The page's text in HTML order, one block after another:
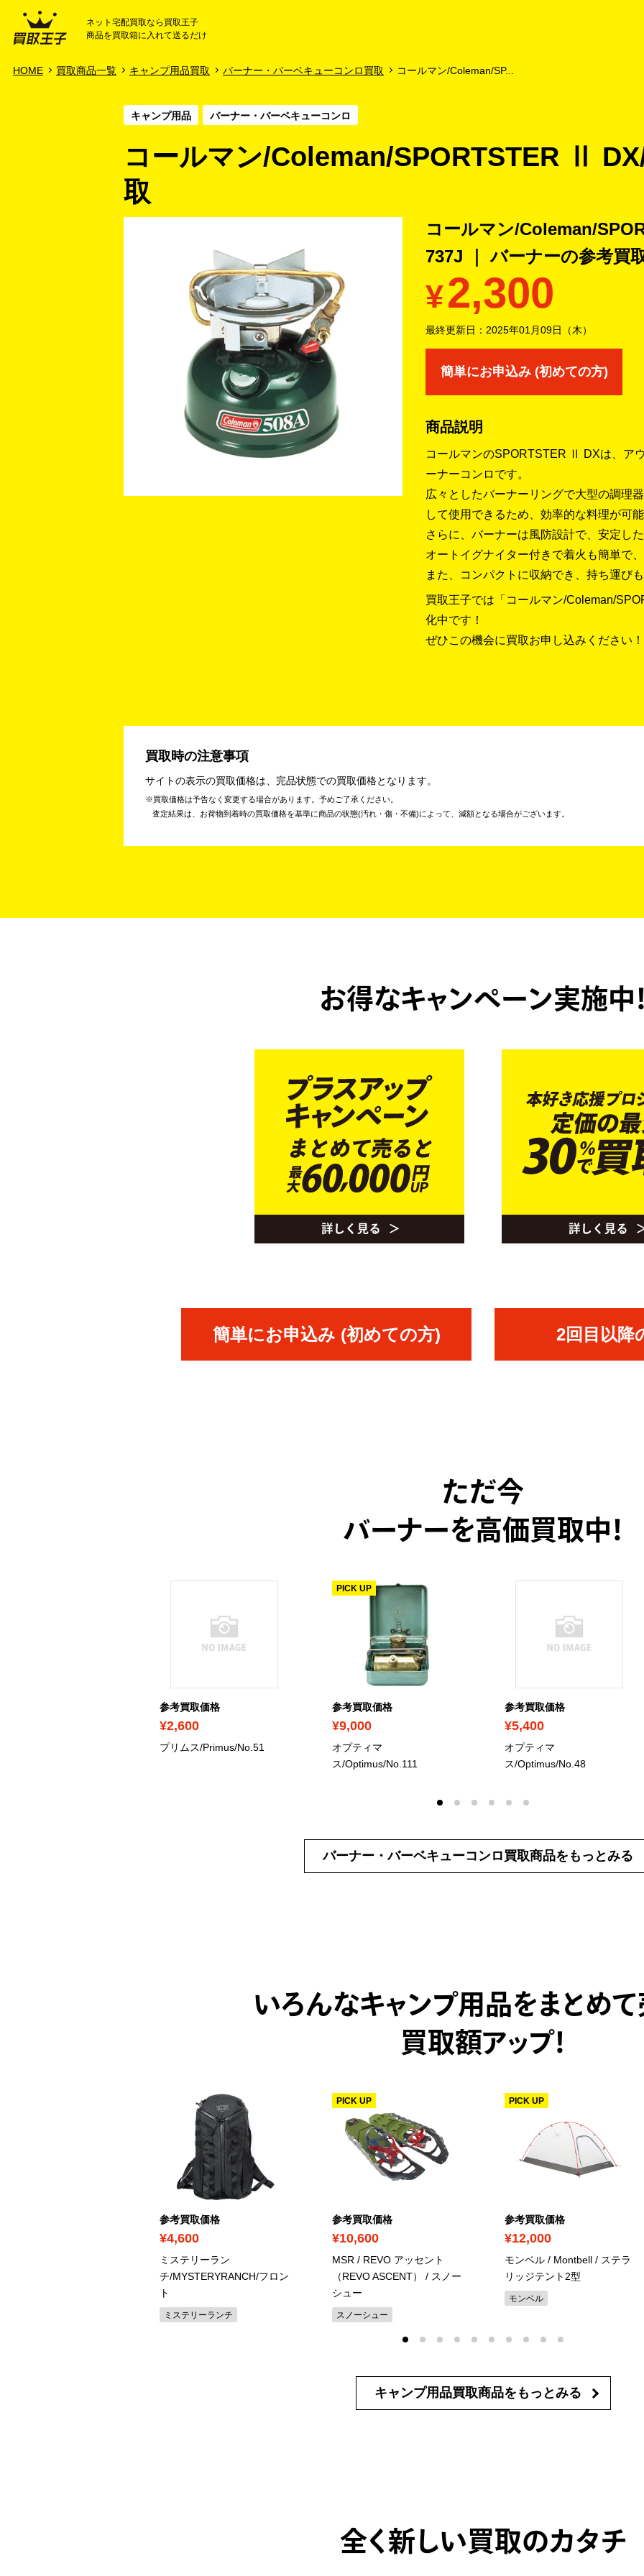
HOME
ネット宅配買取なら買取王子
商品を買取箱に入れて送るだけ
HOME 買取商品一覧 キャンプ用品買取 バーナー・バーベキューコンロ買取 コールマン/Coleman/SP...
キャンプ用品 バーナー・バーベキューコンロ
コールマン/Coleman/SPORTSTER Ⅱ
取
コールマン/Coleman/
737J ｜ バーナーの参考買
¥2,300
最終更新日： 2025年01月09日（木）
簡単にお申込み (初めての方)
商品説明
コールマンのSPORTSTER Ⅱ DXは、ア
ーナーコンロです。
広々としたバーナーリングで大型の調理
して使用できるため、効率的な料理が可
さらに、バーナーは風防設計で、安定し
オートイグナイター付きで着火も簡単で
また、コンパクトに収納でき、持ち運び
買取王子では「コールマン/Coleman/
化中です！
ぜひこの機会に買取お申し込みください！
買取時の注意事項
サイトの表示の買取価格は、完品状態での買取価格となります。
買取価格は予告なく変更する場合があります。予めご了承ください。
査定結果は、お荷物到着時の買取価格を基準に商品の状態(汚れ・傷・不備)によって、減額となる場合がございます。
お得なキャンペーン実施中
簡単にお申込み (初めての方) 2回目以降
ただ今
バーナーを高価買取中！
参考買取価格
¥2,600
プリムス/Primus/No.51
参考買取価格
¥9,000
PICK UP
オプティマ
ス/Optimus/No.111
参考買取価格
¥5,400
オプティマ
ス/Optimus/No.48
バーナー・バーベキューコンロ買取商品を もっとみる
いろんなキャンプ用品をまとめて
買取額アップ！
参考買取価格
¥4,600
ミステリーラン
チ/MYSTERYRANCH/フロン
ト
ミステリーランチ
参考買取価格
¥10,600
PICK UP
MSR / REVO アッセント
（REVO ASCENT） / スノー
シュー
スノーシュー
参考買取価格
¥12,000
PICK UP
モンベル / Montbell / ステラ
リッジテント2型
モンベル
キャンプ用品買取商品を もっとみる
全く新しい買取のカタチ